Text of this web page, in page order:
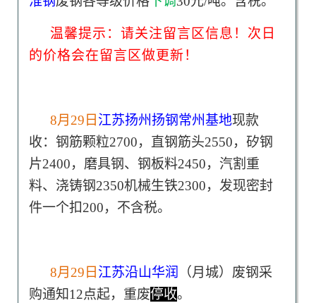
温馨提示：请关注留言区信息！次日
的价格会在留言区做更新！
8月29日 江苏扬州扬钢常州基地现款
收：钢筋颗粒2700，直钢筋头2550，矽钢
片2400，磨具钢、钢板料2450，汽割重
料、浇铸钢2350机械生铁2300，发现密封
件一个扣200，不含税。
8月29日 江苏沿山华润
（月城）废钢采
购通知12点起，重废停收。